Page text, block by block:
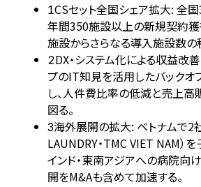
1CSセット全国シェア拡大: 全
年間350施設以上の新規契約獲
施設からさらなる導入施設数の
2DX・システム化による収益改
プのIT知見を活用したバックオ
し、人件費比率の低減と売上
図る。
3海外展開の拡大: ベトナムで2
LAUNDRY・TMC VIET NAM）を
インド・東南アジアへの病院向
開をM&Aも含めて加速する。